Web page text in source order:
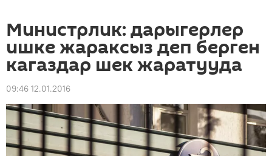
Министрлик: дарыгерлер
ишке жараксыз деп берген
кагаздар шек жаратууда
09:46 12.01.2016